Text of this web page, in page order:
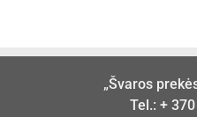
„Švaros
Tel.: +